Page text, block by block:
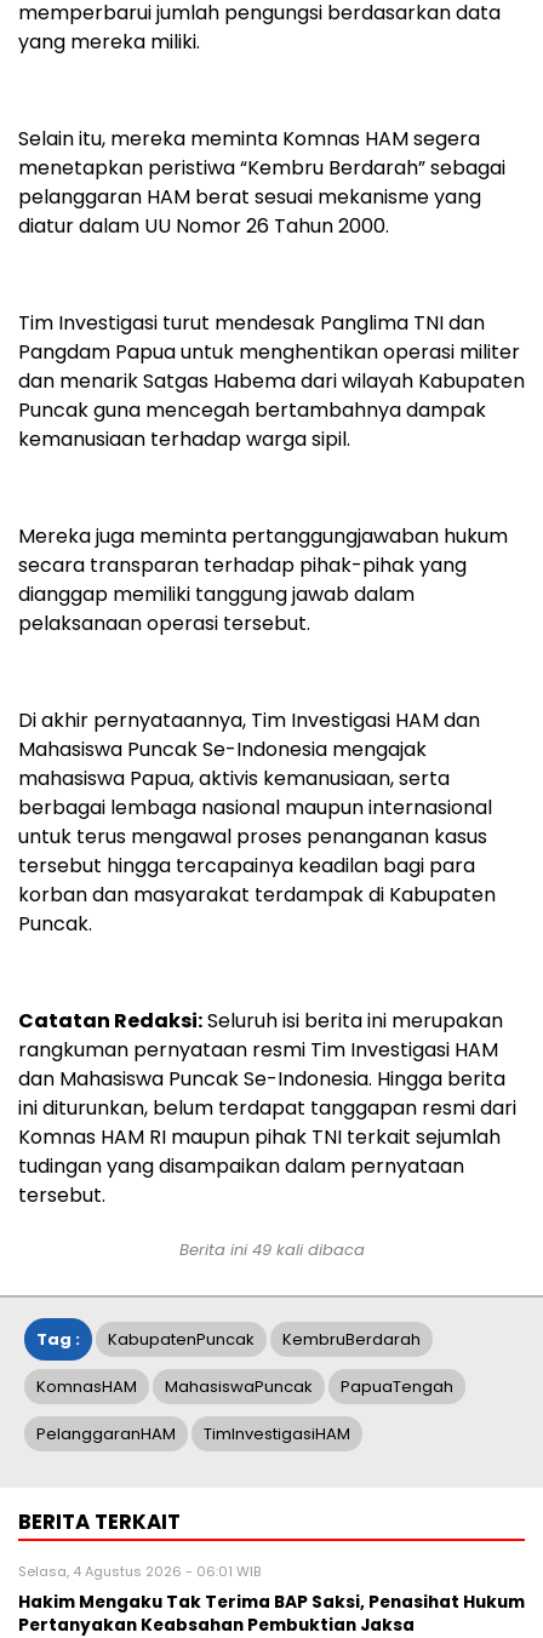
memperbarui jumlah pengungsi berdasarkan data
yang mereka miliki.
Selain itu, mereka meminta Komnas HAM segera
menetapkan peristiwa “Kembru Berdarah” sebagai
pelanggaran HAM berat sesuai mekanisme yang
diatur dalam UU Nomor 26 Tahun 2000.
Tim Investigasi turut mendesak Panglima TNI dan
Pangdam Papua untuk menghentikan operasi militer
dan menarik Satgas Habema dari wilayah Kabupaten
Puncak guna mencegah bertambahnya dampak
kemanusiaan terhadap warga sipil.
Mereka juga meminta pertanggungjawaban hukum
secara transparan terhadap pihak-pihak yang
dianggap memiliki tanggung jawab dalam
pelaksanaan operasi tersebut.
Di akhir pernyataannya, Tim Investigasi HAM dan
Mahasiswa Puncak Se-Indonesia mengajak
mahasiswa Papua, aktivis kemanusiaan, serta
berbagai lembaga nasional maupun internasional
untuk terus mengawal proses penanganan kasus
tersebut hingga tercapainya keadilan bagi para
korban dan masyarakat terdampak di Kabupaten
Puncak.
Catatan Redaksi:Seluruh isi berita ini merupakan
rangkuman pernyataan resmi Tim Investigasi HAM
dan Mahasiswa Puncak Se-Indonesia. Hingga berita
ini diturunkan, belum terdapat tanggapan resmi dari
Komnas HAM RI maupun pihak TNI terkait sejumlah
tudingan yang disampaikan dalam pernyataan
tersebut.
Berita ini 49kali dibaca
Tag : KabupatenPuncak KembruBerdarah
KomnasHAM MahasiswaPuncak PapuaTengah
PelanggaranHAM TimInvestigasiHAM
BERITA TERKAIT
Selasa, 4 Agustus 2026 - 06:01 WIB
Hakim Mengaku Tak Terima BAP Saksi, Penasihat Hukum
Pertanyakan Keabsahan Pembuktian Jaksa